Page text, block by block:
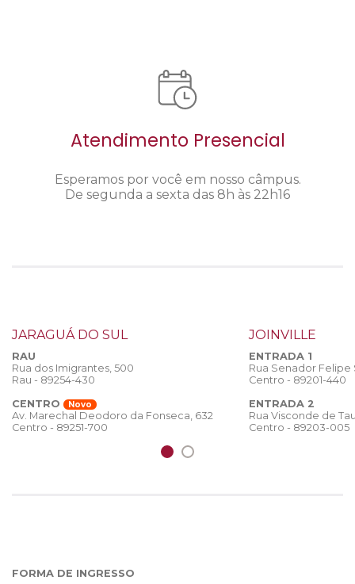
Atendimento Presencial
Esperamos por você em nosso câmpus.
De segunda a sexta das 8h às 22h16
JARAGUÁ DO SUL
RAU
Rua dos Imigrantes, 500
Rau - 89254-430
CENTRO
Novo
Av. Marechal Deodoro da Fonseca, 632
Centro - 89251-700
JOINVILLE
ENTRADA 1
Rua Senador
Centro - 89201-440
ENTRADA 2
Rua Visconde de
Centro - 89203-005
FORMA DE INGRESSO